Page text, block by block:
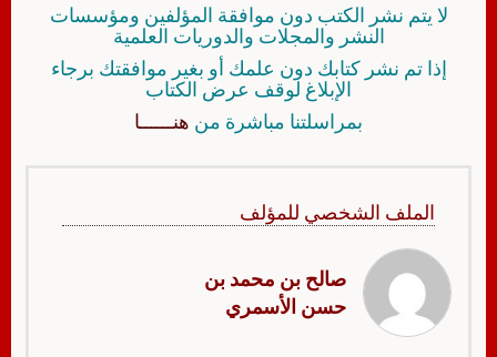
لا يتم نشر الكتب دون موافقة المؤلفين ومؤسسات
النشر والمجلات والدوريات العلمية
إذا تم نشر كتابك دون علمك أو بغير موافقتك برجاء
الإبلاغ لوقف عرض الكتاب
بمراسلتنا مباشرة من هنــــــا
الملف الشخصي للمؤلف
صالح بن محمد بن
حسن الأسمري